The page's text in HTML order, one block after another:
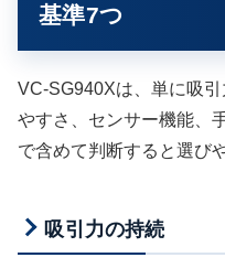
基準7つ
VC-SG940Xは、単に吸
やすさ、センサー機能、
で含めて判断すると選び
吸引力の持続